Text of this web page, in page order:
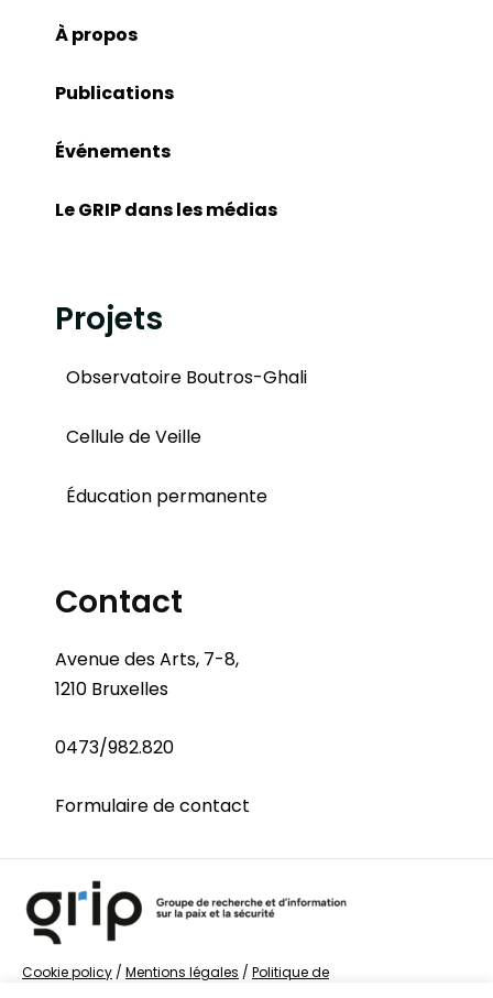
À propos
Publications
Événements
Le GRIP dans les médias
Projets
Observatoire Boutros-Ghali
Cellule de Veille
Éducation permanente
Contact
Avenue des Arts, 7-8,
1210 Bruxelles
0473/982.820
Formulaire de contact
Cookie policy / Mentions légales / Politique de